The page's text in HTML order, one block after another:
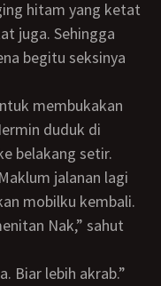
hitam yang ketat
juga. Sehingga
begitu seksinya
duduk di
belakang setir.
mobilku kembali.
Biar lebih akrab.”